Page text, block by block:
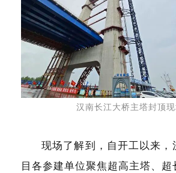
汉南长江大桥主塔封顶现
现场了解到，自开工以来，
目各参建单位聚焦超高主塔、